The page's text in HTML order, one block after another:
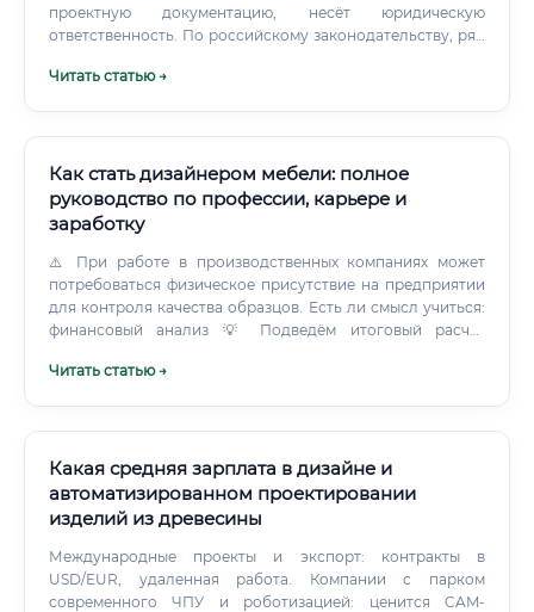
проектную документацию, несёт юридическую
ответственность. По российскому законодательству, ряд
Читать статью →
Как стать дизайнером мебели: полное
руководство по профессии, карьере и
заработку
⚠️ При работе в производственных компаниях может
потребоваться физическое присутствие на предприятии
для контроля качества образцов. Есть ли смысл учиться:
финансовый анализ 💡 Подведём итоговый расчёт
Читать статью →
Какая средняя зарплата в дизайне и
автоматизированном проектировании
изделий из древесины
Международные проекты и экспорт: контракты в
USD/EUR, удаленная работа. Компании с парком
современного ЧПУ и роботизацией: ценится CAM-